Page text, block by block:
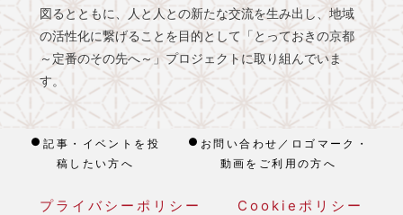
図るとともに、人と人との新たな交流を生み出し、地域
の活性化に繋げることを目的として「とっておきの京都
～定番のその先へ～」プロジェクトに取り組んでいま
す。
記事・イベントを投
稿したい方へ
お問い合わせ／ロゴマーク・
動画をご利用の方へ
プライバシーポリシー Cookieポリシー